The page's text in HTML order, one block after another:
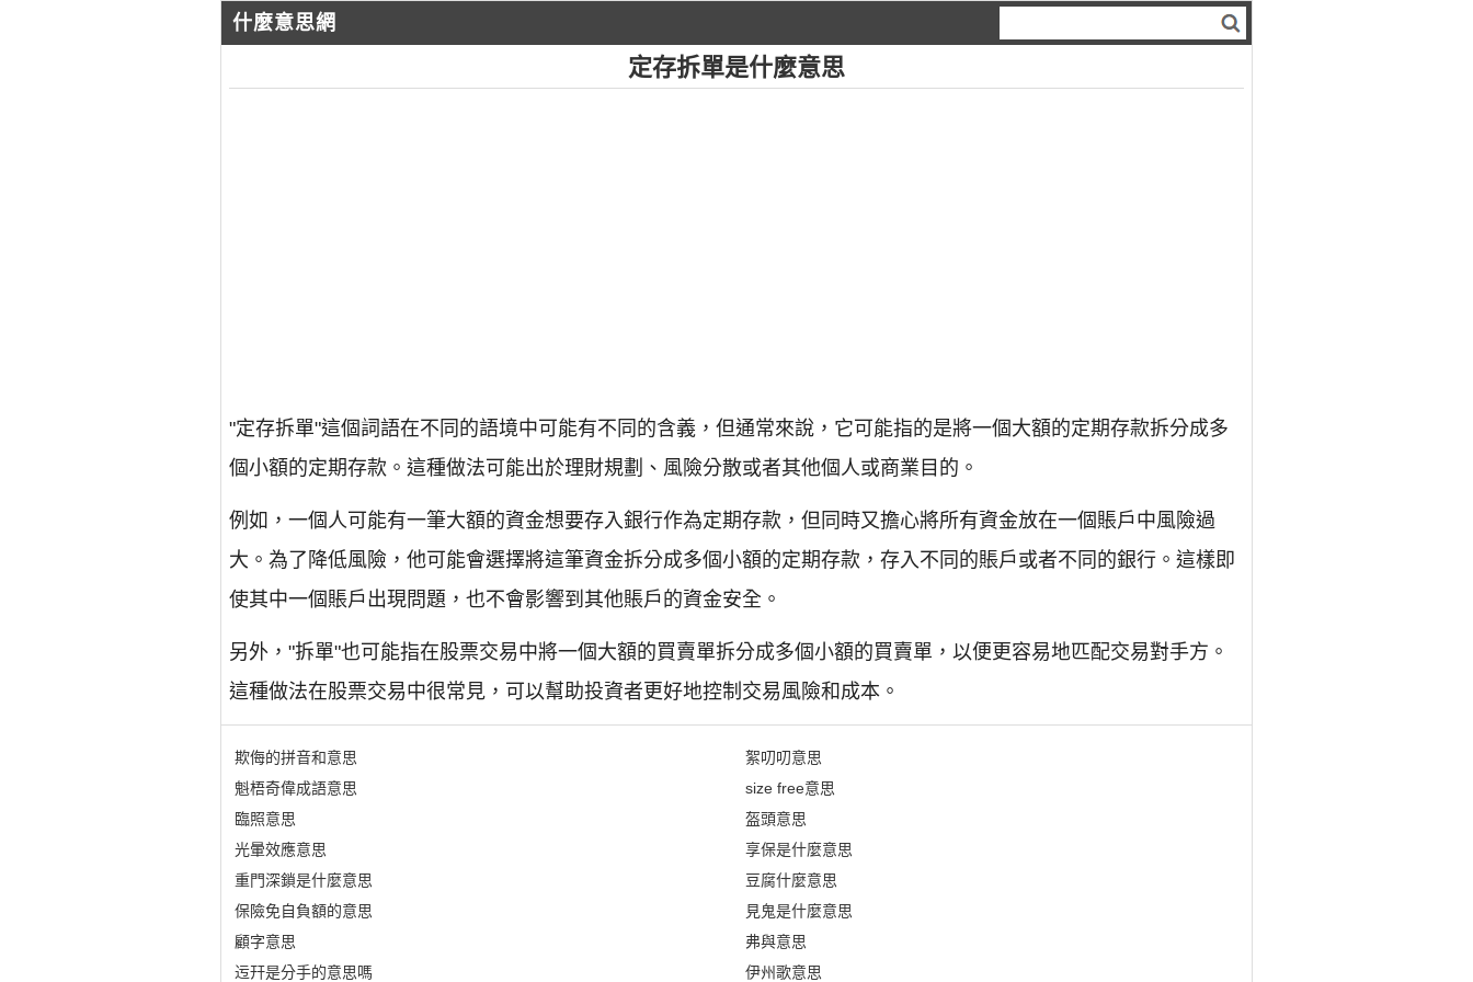
什麼意思網
定存拆單是什麼意思
"定存拆單"這個詞語在不同的語境中可能有不同的含義，但通常來說，它可能指的是將一個大額的定期存款拆分成多
個小額的定期存款。這種做法可能出於理財規劃、風險分散或者其他個人或商業目的。
例如，一個人可能有一筆大額的資金想要存入銀行作為定期存款，但同時又擔心將所有資金放在一個賬戶中風險過
大。為了降低風險，他可能會選擇將這筆資金拆分成多個小額的定期存款，存入不同的賬戶或者不同的銀行。這樣即
使其中一個賬戶出現問題，也不會影響到其他賬戶的資金安全。
另外，"拆單"也可能指在股票交易中將一個大額的買賣單拆分成多個小額的買賣單，以便更容易地匹配交易對手方。
這種做法在股票交易中很常見，可以幫助投資者更好地控制交易風險和成本。
欺侮的拼音和意思
魁梧奇偉成語意思
臨照意思
光暈效應意思
重門深鎖是什麼意思
保險免自負額的意思
顧字意思
迃幵是分手的意思嗎
絮叨叨意思
size free意思
盔頭意思
享保是什麼意思
豆腐什麼意思
見鬼是什麼意思
弗與意思
伊州歌意思